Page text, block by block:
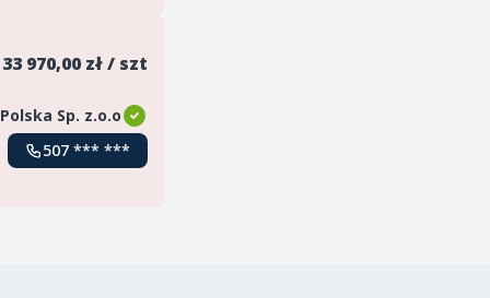
33 970,00 zł / szt
Sp. z.o.o
507 *** ***